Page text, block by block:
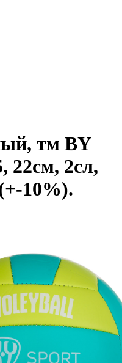
тм BY
22см, 2сл,
10%).